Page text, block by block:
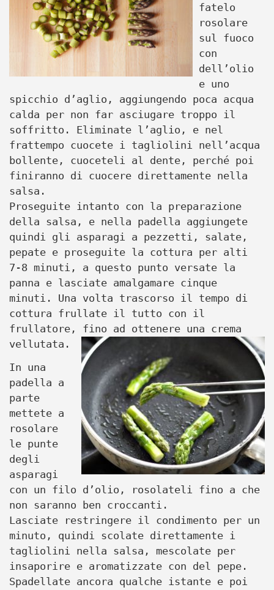
fatelo
rosolare
sul fuoco
con
dell’olio
e uno
spicchio d’aglio, aggiungendo poca acqua
calda per non far asciugare troppo il
soffritto. Eliminate l’aglio, e nel
frattempo cuocete i tagliolini nell’acqua
bollente, cuoceteli al dente, perché poi
finiranno di cuocere direttamente nella
salsa.
Proseguite intanto con la preparazione
della salsa, e nella padella aggiungete
quindi gli asparagi a pezzetti, salate,
pepate e proseguite la cottura per alti
7-8 minuti, a questo punto versate la
panna e lasciate amalgamare cinque
minuti. Una volta trascorso il tempo di
cottura frullate il tutto con il
frullatore, fino ad ottenere una crema
vellutata.
In una
padella a
parte
mettete a
rosolare
le punte
degli
asparagi
con un filo d’olio, rosolateli fino a che
non saranno ben croccanti.
Lasciate restringere il condimento per un
minuto, quindi scolate direttamente i
tagliolini nella salsa, mescolate per
insaporire e aromatizzate con del pepe.
Spadellate ancora qualche istante e poi